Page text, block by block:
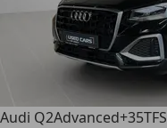
Audi Q2